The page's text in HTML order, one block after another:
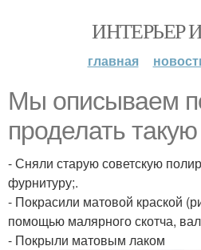
ИНТЕРЬЕР
главная
Мы описываем
проделать такую
- Сняли старую советскую
фурнитуру;.
- Покрасили матовой краской
помощью малярного скотча,
- Покрыли матовым лаком